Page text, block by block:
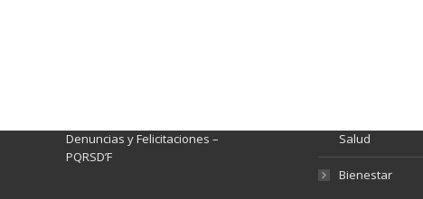
Denuncias y Felicitaciones –
PQRSD’F
Salud
Bienestar